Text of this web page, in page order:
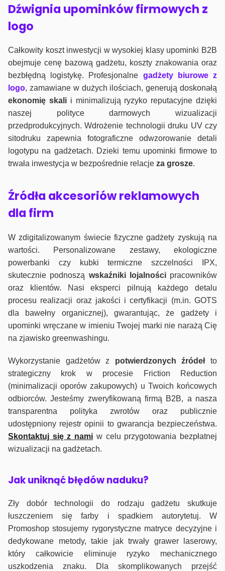
Dźwignia upominków firmowych z
logo
Całkowity koszt inwestycji w wysokiej klasy upominki B2B
obejmuje cenę bazową gadżetu, koszty znakowania oraz
bezbłędną logistykę. Profesjonalne gadżety biurowe z
logo, zamawiane w dużych ilościach, generują doskonałą
ekonomię skalii minimalizują ryzyko reputacyjne dzięki
naszej polityce darmowych wizualizacji
przedprodukcyjnych. Wdrożenie technologii druku UV czy
sitodruku zapewnia fotograficzne odwzorowanie detali
logotypu na gadżetach. Dzieki temu upominki firmowe to
trwała inwestycja w bezpośrednie relacje za grosze.
Źródła akcesoriów reklamowych
dla firm
W zdigitalizowanym świecie fizyczne gadżety zyskują na
wartości. Personalizowane zestawy, ekologiczne
powerbanki czy kubki termiczne szczelności IPX,
skutecznie podnoszą wskaźniki lojalnościpracowników
oraz klientów. Nasi eksperci pilnują każdego detalu
procesu realizacji oraz jakości i certyfikacji (m.in. GOTS
dla bawełny organicznej), gwarantując, że gadżety i
upominki wręczane w imieniu Twojej marki nie narażą Cię
na zjawisko greenwashingu.
Wykorzystanie gadżetów z potwierdzonych źródełto
strategiczny krok w procesie Friction Reduction
(minimalizacji oporów zakupowych) u Twoich końcowych
odbiorców. Jesteśmy zweryfikowaną firmą B2B, a nasza
transparentna polityka zwrotów oraz publicznie
udostępniony rejestr opinii to gwarancja bezpieczeństwa.
Skontaktuj się z nami w celu przygotowania bezpłatnej
wizualizacji na gadżetach.
Jak uniknąć błędów naduku?
Zły dobór technologii do rodzaju gadżetu skutkuje
łuszczeniem się farby i spadkiem autorytetuj. W
Promoshop stosujemy rygorystyczne matryce decyzyjne i
dedykowane metody, takie jak trwały grawer laserowy,
który całkowicie eliminuje ryzyko mechanicznego
uszkodzenia znaku. Dla skomplikowanych przejść